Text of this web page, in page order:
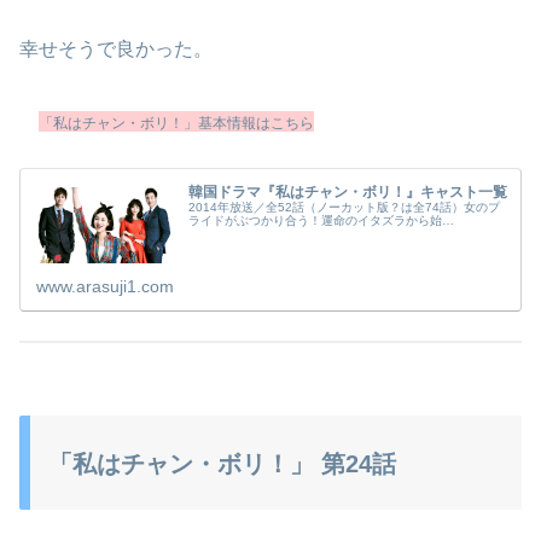
幸せそうで良かった。
「私はチャン・ボリ！」基本情報はこちら
韓国ドラマ『私はチャン・ボリ！』キャスト一覧
2014年放送／全52話（ノーカット版？は全74話）女のプ
ライドがぶつかり合う！運命のイタズラから始…
www.arasuji1.com
「私はチャン・ボリ！」 第24話